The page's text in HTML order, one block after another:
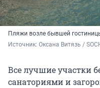
Пляжи возле бывшей
Источник: Оксана Витязь /
Все лучшие участки
санаториями и